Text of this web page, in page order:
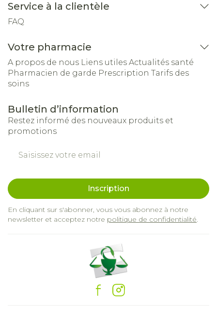
Service à la clientèle
FAQ
Votre pharmacie
A propos de nous Liens utiles Actualités santé
Pharmacien de garde Prescription Tarifs des
soins
Bulletin d’information
Restez informé des nouveaux produits et
promotions
Inscription
En cliquant sur s'abonner, vous vous abonnez à notre
newsletter et acceptez notre politique de confidentialité.